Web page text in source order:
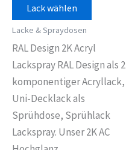
Lack wählen
Lacke & Spraydosen
RAL Design 2K Acryl
Lackspray RAL Design als 2
komponentiger Acryllack,
Uni-Decklack als
Sprühdose, Sprühlack
Lackspray. Unser 2K AC